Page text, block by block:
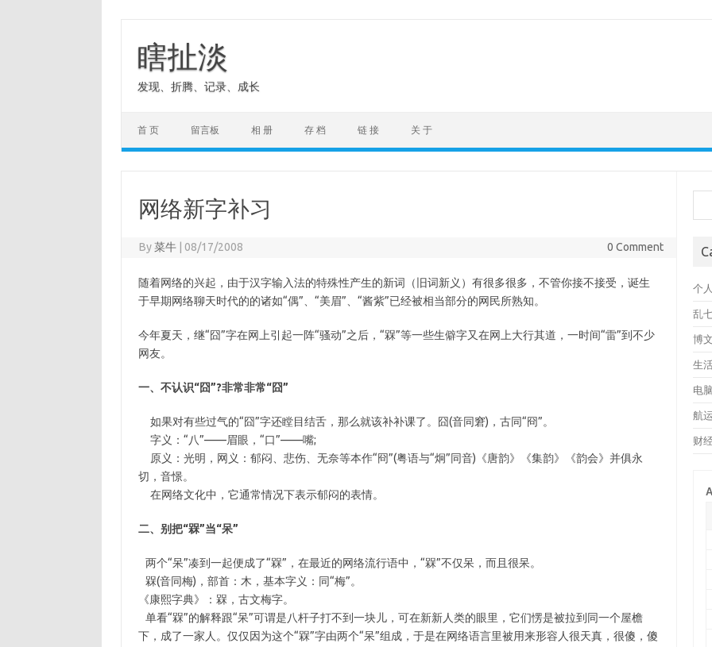
content
瞎扯淡
发现、折腾、记录、成长
首 页 留言板 相 册 存 档 链 接 关 于
网络新字补习
By菜牛 08/17/2008 0 Comment
随着网络的兴起，由于汉字输入法的特殊性产生的新词（旧词新义）有很多很多，不管你接不接受，诞生
于早期网络聊天时代的的诸如“偶”、“美眉”、“酱紫”已经被相当部分的网民所熟知。
今年夏天，继“囧”字在网上引起一阵“骚动”之后，“槑”等一些生僻字又在网上大行其道，一时间“雷”到不少
网友。
一、不认识“囧”?非常非常“囧”
如果对有些过气的“囧”字还瞠目结舌，那么就该补补课了。囧(音同窘)，古同“冏”。
字义：“八”——眉眼，“口”——嘴;
原义：光明，网义：郁闷、悲伤、无奈等本作“冏”(粤语与“炯”同音)《唐韵》《集韵》《韵会》并俱永
切，音憬。
在网络文化中，它通常情况下表示郁闷的表情。
二、别把“槑”当“呆”
两个“呆”凑到一起便成了“槑”，在最近的网络流行语中，“槑”不仅呆，而且很呆。
槑(音同梅)，部首：木，基本字义：同“梅”。
《康熙字典》：槑，古文梅字。
单看“槑”的解释跟“呆”可谓是八杆子打不到一块儿，可在新新人类的眼里，它们愣是被拉到同一个屋檐
下，成了一家人。仅仅因为这个“槑”字由两个“呆”组成，于是在网络语言里被用来形容人很天真，很傻，傻
个
乱
博
生
电
航
财